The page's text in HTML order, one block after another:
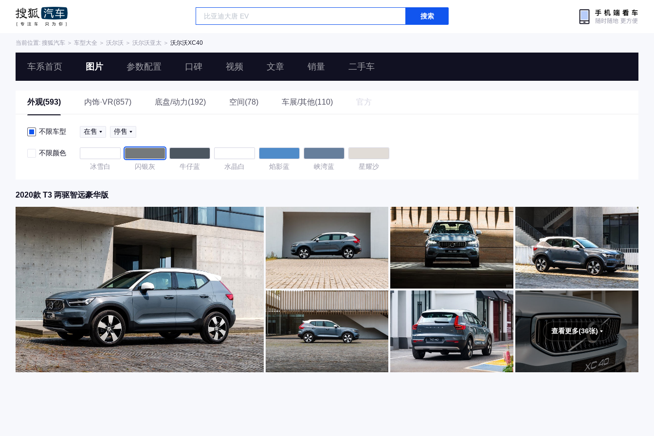
搜索
当前位置: 搜狐汽车 ＞ 车型大全 ＞ 沃尔沃 ＞ 沃尔沃亚太 ＞ 沃尔沃XC40
车系首页 图片 参数配置 口碑 视频 文章 销量 二手车
外观(593) 内饰·VR(857) 底盘/动力(192) 空间(78) 车展/其他(110) 官方
不限车型 在售 停售
不限颜色
冰雪白
闪银灰 牛仔蓝 水晶白 焰影蓝 峡湾蓝 星耀沙
2020款 T3 两驱智远豪华版
查看更多(36张)